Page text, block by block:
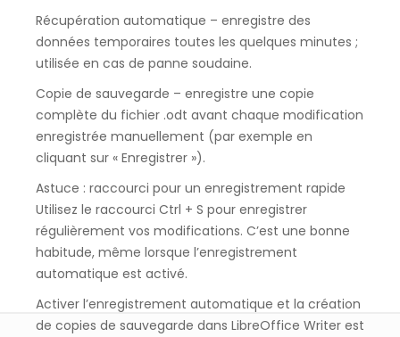
Récupération automatique – enregistre des
données temporaires toutes les quelques minutes ;
utilisée en cas de panne soudaine.
Copie de sauvegarde – enregistre une copie
complète du fichier .odt avant chaque modification
enregistrée manuellement (par exemple en
cliquant sur « Enregistrer »).
Astuce : raccourci pour un enregistrement rapide
Utilisez le raccourci Ctrl + S pour enregistrer
régulièrement vos modifications. C’est une bonne
habitude, même lorsque l’enregistrement
automatique est activé.
Activer l’enregistrement automatique et la création
de copies de sauvegarde dans LibreOffice Writer est